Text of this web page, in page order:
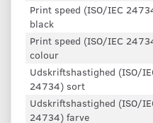
Print speed (ISO/IEC
black
Print speed (ISO/IEC
colour
Udskriftshastighed (ISO/
24734) sort
Udskriftshastighed (ISO/
24734) farve